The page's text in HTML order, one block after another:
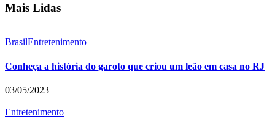
Mais Lidas
BrasilEntretenimento
Conheça a história do garoto que criou um leão em casa no RJ
03/05/2023
Entretenimento